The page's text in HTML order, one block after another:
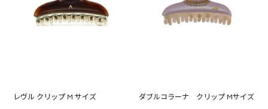
レヴル クリップ M サイズ ダブルコラーナ クリップ Mサイズ